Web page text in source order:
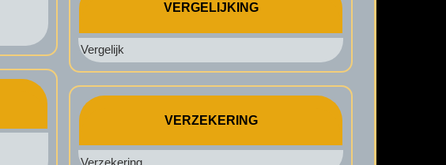
VERGELIJKING
Vergelijk
VERZEKERING
Verzekering